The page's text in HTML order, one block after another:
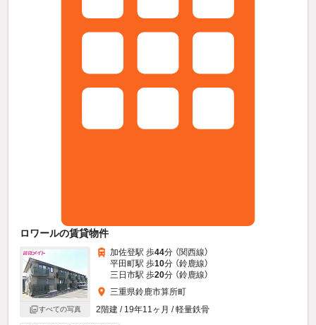
ロワールの賃貸物件
すべての写真
加佐登駅 歩44分 （関西線）
平田町駅 歩10分 （鈴鹿線）
三日市駅 歩20分 （鈴鹿線）
三重県鈴鹿市算所町
2階建 / 19年11ヶ月 / 軽量鉄骨